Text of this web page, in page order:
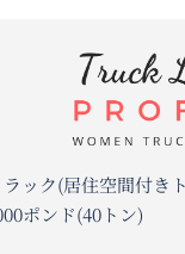
付きトラ
)